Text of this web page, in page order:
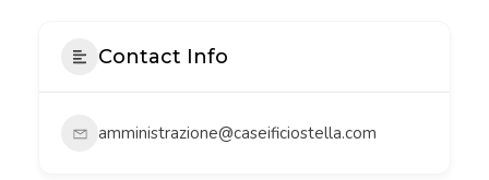
Contact Info
amministrazione@caseificiostella.com